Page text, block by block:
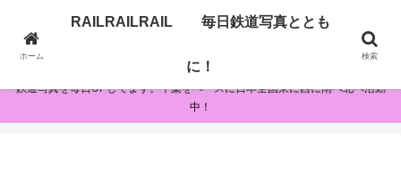
RAILRAILRAIL 毎日鉄道写真とともに！
鉄道写真を毎日UPしてます。千葉をベースに日本全国東に西に南へ北へ活動
中！
ホーム
RAILRAILRAIL 毎日鉄道写真ととも
に！
検索